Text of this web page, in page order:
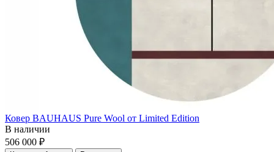
Ковер BAUHAUS Pure Wool от Limited Edition
В наличии
506 000 ₽